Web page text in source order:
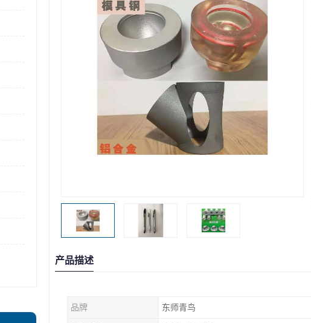
产品描述
品牌 东师青鸟